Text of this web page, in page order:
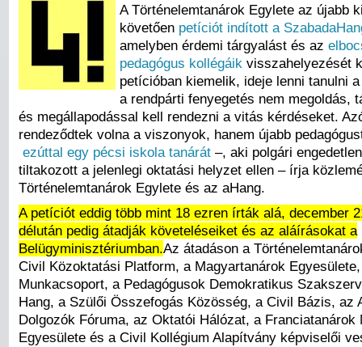
A Történelemtanárok Egylete az újabb
követően petíciót indított a
amelyben érdemi tárgyalást és az
pedagógus kollégáik visszahelyezését
petícióban kiemelik, ideje lenni tanulni
a rendpárti fenyegetés nem megoldás,
és megállapodással kell rendezni a vitás kérdéseket.
rendeződtek volna a viszonyok, hanem újabb
ezúttal egy pécsi iskola tanárát –, aki polgári
tiltakozott a jelenlegi oktatási helyzet ellen – írja
Történelemtanárok Egylete és az aHang.
A petíciót eddig több mint 18 ezren írták alá, december
délután pedig átadják követeléseiket és az aláírásokat a
Belügyminisztériumban.Az átadáson a
Civil Közoktatási Platform, a Magyartanárok
Munkacsoport, a Pedagógusok Demokratikus
Hang, a Szülői Összefogás Közösség, a Civil Bázis, az
Dolgozók Fóruma, az Oktatói Hálózat, a Franciatanárok
Egyesülete és a Civil Kollégium Alapítvány képviselői